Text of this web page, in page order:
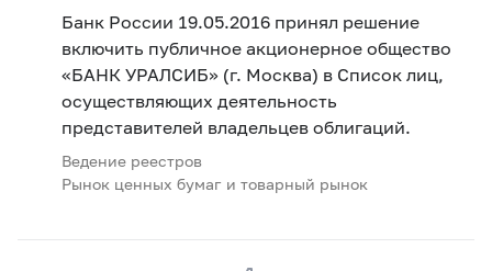
Банк России 19.05.2016 принял решение
включить публичное акционерное общество
«БАНК УРАЛСИБ» (г. Москва) в Список лиц,
осуществляющих деятельность
представителей владельцев облигаций.
Ведение реестров
Рынок ценных бумаг и товарный рынок